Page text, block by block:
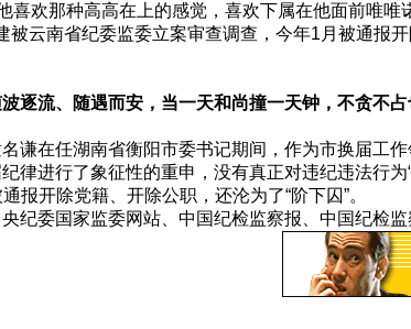
喜欢那种高高在上的感觉，喜欢下属在他面前唯唯
云南省纪委监委立案审查调查，今年1月被通报开
逐流、随遇而安，当一天和尚撞一天钟，不贪不占
谦在任湖南省衡阳市委书记期间，作为市换届工
律进行了象征性的重申，没有真正对违纪违法行
开除党籍、开除公职，还沦为了“阶下囚”。
纪委国家监委网站、中国纪检监察报、中国纪检监